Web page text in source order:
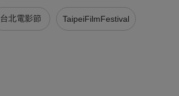
台北電影節 TaipeiFilmFestival